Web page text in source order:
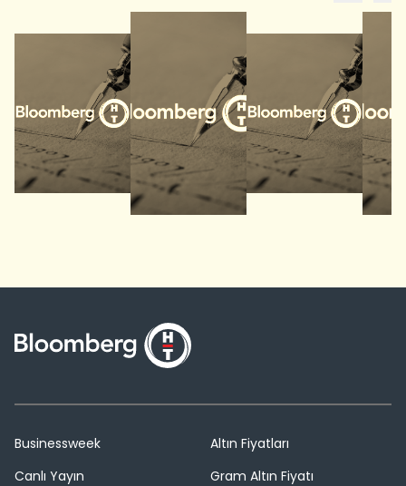
Businessweek
Canlı Yayın
Altın Fiyatları
Gram Altın Fiyatı